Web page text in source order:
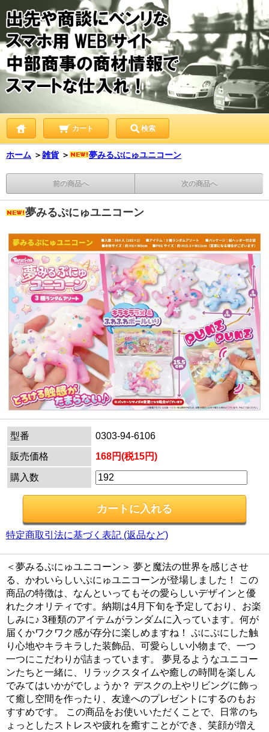
カート 検索
ホーム ＞雑貨 ＞ 夢みるぷにゅユニコーン
前の商品へ 次の商品へ
夢みるぷにゅユニコーン
型番
0303-94-6106
販売価格
168円(税15円)
購入数
特定商取引法に基づく表記 (返品など)
＜夢みるぷにゅユニコーン＞ 夢と魔法の世界を感じさせ
る、かわいらしいぷにゅユニコーンが登場しました！ この
商品の特徴は、なんといってもその愛らしいデザインと優
れたクオリティです。納期は4月下旬を予定しており、お楽
しみに♪ 3種類のアイテムがランダムに入っています。何が
届くかワクワク感が存分に楽しめますね！ ぷにぷにした触
り心地やキラキラした装飾品、可愛らしい小物まで、一つ
一つにこだわりが詰まっています。 夢見るようなユニコー
ンたちと一緒に、リラックスタイムや癒しの時間を楽しん
でみてはいかがでしょうか？ デスクの上やリビングに飾っ
て癒し空間を作ったり、友達へのプレゼントにするのもお
すすめです。 この商品をお使いいただくことで、日常のち
ょっとしたストレスや疲れを癒すことができ、笑顔が増え